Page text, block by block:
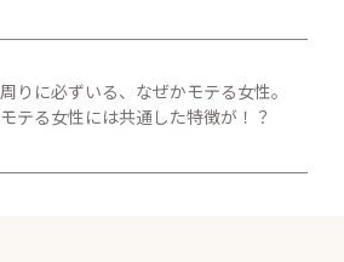
周りに必ずいる、なぜかモテる女性。
モテる女性には共通した特徴が！？